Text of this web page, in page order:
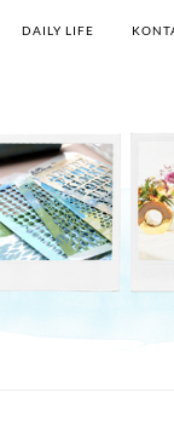
DAILY LIFE